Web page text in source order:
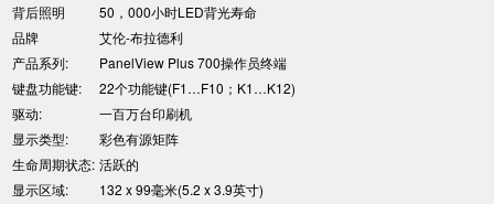
背后照明
50，000小时LED背光寿命
品牌
艾伦-布拉德利
产品系列:
PanelView Plus 700操作员终端
键盘功能键:
22个功能键(F1…F10；K1…K12)
驱动:
一百万台印刷机
显示类型:
彩色有源矩阵
生命周期状态: 活跃的
显示区域:
132 x 99毫米(5.2 x 3.9英寸)